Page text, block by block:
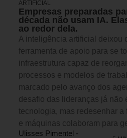
ARTIFICIAL
Empresas preparadas
década não usam IA.
ao redor dela.
A inteligência artificial deixou
ferramenta de apoio para se
infraestrutura capaz de
processos e modelos de
marcado pelo avanço dos
desafio das lideranças já não
tecnologia, mas redesenhar a
e máquinas colaboram para
Ulisses Pimentel -